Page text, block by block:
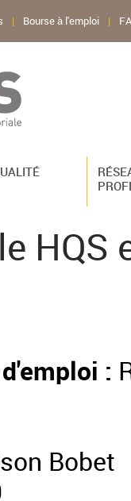
| Bourse à l'emploi |
HQS
:
Bobet